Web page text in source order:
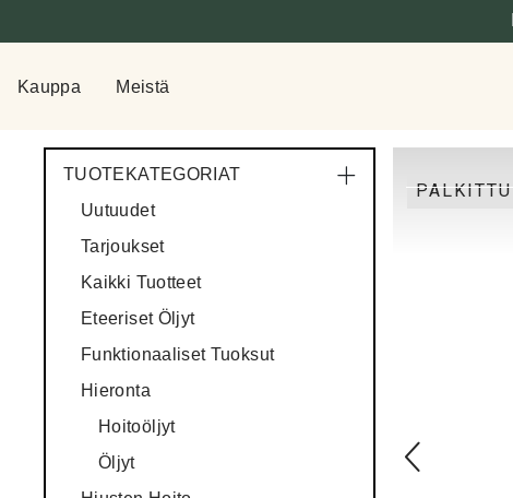
Kauppa Meistä
TUOTEKATEGORIAT
Uutuudet
Tarjoukset
Kaikki Tuotteet
Eteeriset Öljyt
Funktionaaliset Tuoksut
Hieronta
Hoitoöljyt
Öljyt
PALKITTU